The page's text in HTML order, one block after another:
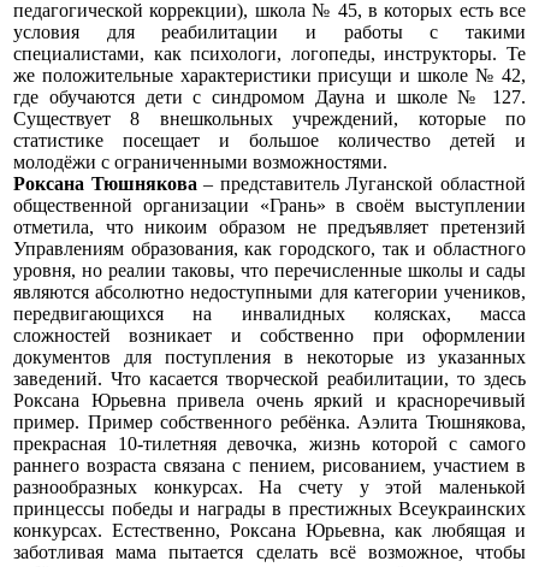
педагогической коррекции), школа № 45, в которых есть все
условия для реабилитации и работы с такими
специалистами, как психологи, логопеды, инструкторы. Те
же положительные характеристики присущи и школе № 42,
где обучаются дети с синдромом Дауна и школе № 127.
Существует 8 внешкольных учреждений, которые по
статистике посещает и большое количество детей и
молодёжи с ограниченными возможностями.
Роксана Тюшнякова – представитель Луганскойобластной
общественной организации «Грань» в своём выступлении
отметила, что никоим образом не предъявляет претензий
Управлениям образования, как городского, так и областного
уровня, но реалии таковы, что перечисленные школы и сады
являются абсолютно недоступными для категории учеников,
передвигающихся на инвалидных колясках, масса
сложностей возникает и собственно при оформлении
документов для поступления в некоторые из указанных
заведений. Что касается творческой реабилитации, то здесь
Роксана Юрьевна привела очень яркий и красноречивый
пример. Пример собственного ребёнка. Аэлита Тюшнякова,
прекрасная 10-тилетняя девочка, жизнь которой с самого
раннего возраста связана с пением, рисованием, участием в
разнообразных конкурсах. На счету у этой маленькой
принцессы победы и награды в престижных Всеукраинских
конкурсах. Естественно, Роксана Юрьевна, как любящая и
заботливая мама пытается сделать всё возможное, чтобы